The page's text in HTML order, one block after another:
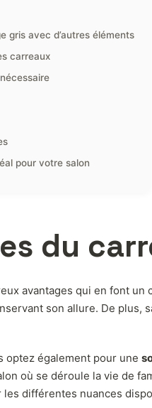
gris avec d’autres éléments
carreaux
pour votre salon
du
avantages qui en font
son allure. De plus,
optez également pour une
où se déroule la vie de
les différentes nuances